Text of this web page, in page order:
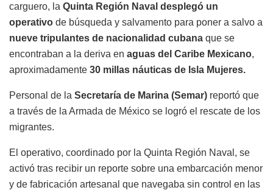
carguero, la Quinta Región Naval desplegó un
operativo de búsqueda y salvamento para poner a salvo a
nueve tripulantes de nacionalidad cubana que se
encontraban a la deriva en aguas del Caribe Mexicano,
aproximadamente 30 millas náuticas de Isla Mujeres.
Personal de la Secretaría de Marina (Semar) reportó que
a través de la Armada de México se logró el rescate de los
migrantes.
El operativo, coordinado por la Quinta Región Naval, se
activó tras recibir un reporte sobre una embarcación menor
y de fabricación artesanal que navegaba sin control en las